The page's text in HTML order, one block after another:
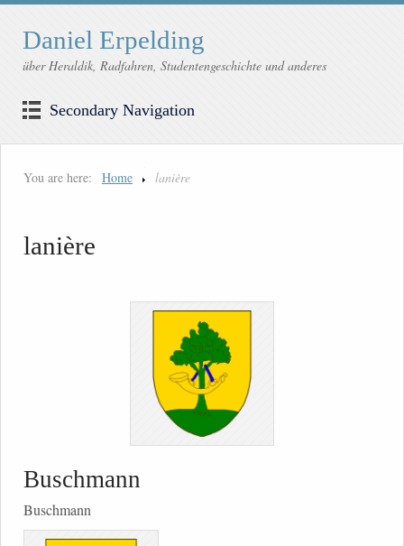
Daniel Erpelding
über Heraldik, Radfahren, Studentengeschichte und anderes
Secondary Navigation
You are here: Home lanière
lanière
Buschmann
Buschmann